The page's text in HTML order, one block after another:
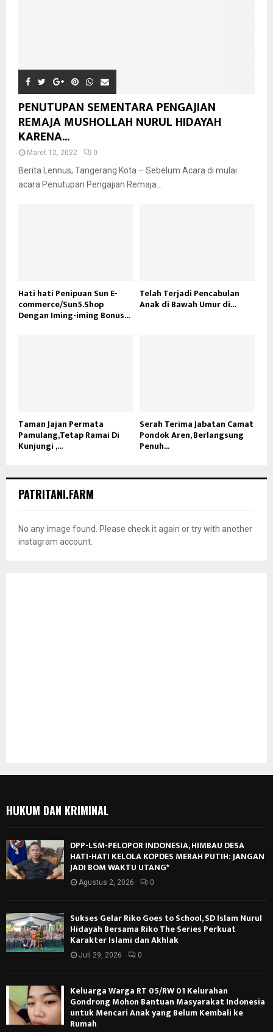
PENUTUPAN SEMENTARA PENGAJIAN
REMAJA MUSHOLLAH NURUL HIDAYAH
KARENA...
Maret 12, 2022 0
Berita Lennus, Tangerang Kota – Sebelum Acara di mulai
acara Penutupan Pengajian Remaja...
Hati hati Penipuan Sun E-
commerce/Sun5.Shop
Dengan Iming-iming Bonus...
Telah Terjadi Pencabulan
Anak di Bawah Umur di...
Taman Jajan Permata
Pamulang,Tetap Ramai Di
Kunjungi ,...
Serah Terima Jabatan Camat
Pondok Aren, Berlangsung
Penuh...
PATRITANI.FARM
No any image found. Please check it again or try with another
instagram account.
HUKUM DAN KRIMINAL
DPP-LSM-PELOPOR INDONESIA, HIMBAU DESA
HATI-HATI KELOLA KOPDES MERAH PUTIH: JANGAN
JADI BOM WAKTU UTANG*
Agustus 2, 2026 0
Sukses Gelar Riko Goes to School, SD Islam Nurul
Hidayah Bersama Riko The Series Perkuat
Karakter Islami dan Akhlak
Juli 29, 2026 0
Keluarga Warga RT 05/RW 01 Kelurahan
Gondrong Mohon Bantuan Masyarakat Indonesia
untuk Mencari Anak yang Belum Kembali ke
Rumah